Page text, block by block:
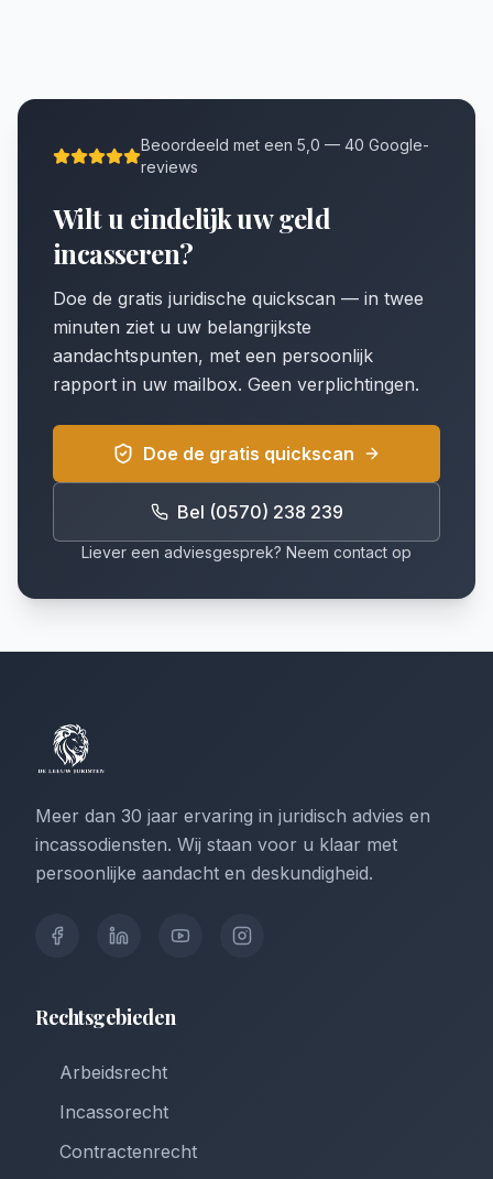
Beoordeeld met een 5,0 — 40 Google-
reviews
Wilt u eindelijk uw geld
incasseren?
Doe de gratis juridische quickscan — in twee
minuten ziet u uw belangrijkste
aandachtspunten, met een persoonlijk
rapport in uw mailbox. Geen verplichtingen.
Doe de gratis quickscan
Bel (0570) 238 239
Liever een adviesgesprek? Neem contact op
Meer dan 30 jaar ervaring in juridisch advies en
incassodiensten. Wij staan voor u klaar met
persoonlijke aandacht en deskundigheid.
Rechtsgebieden
Arbeidsrecht
Incassorecht
Contractenrecht